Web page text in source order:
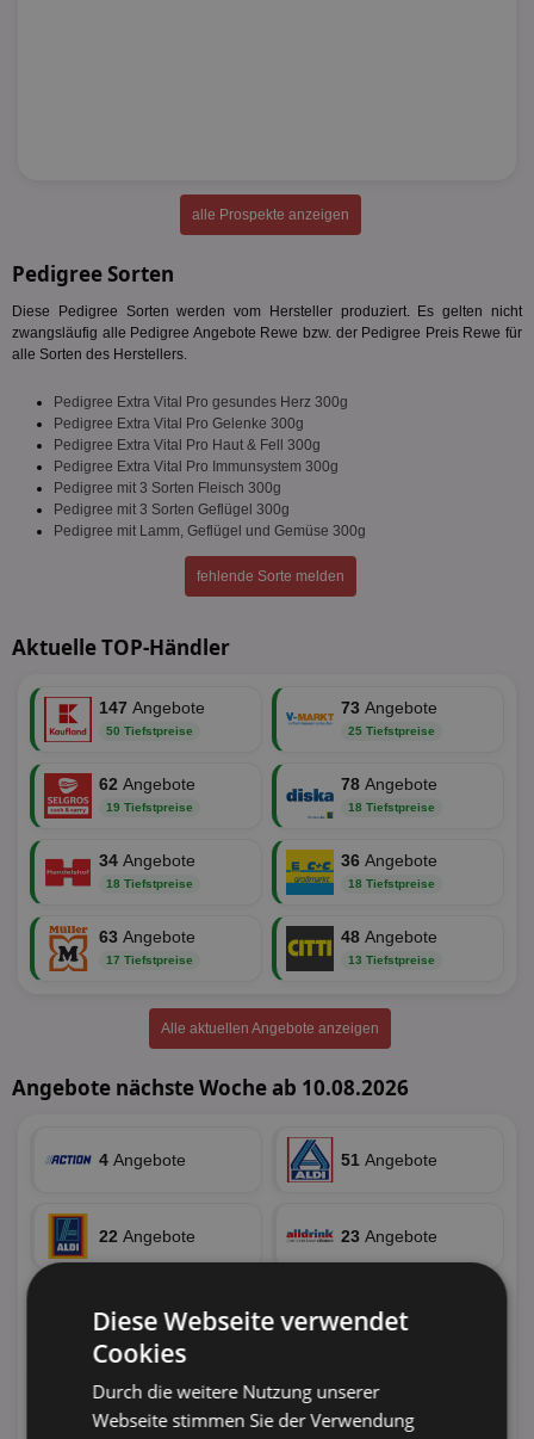
alle Prospekte anzeigen
Pedigree Sorten
Diese Pedigree Sorten werden vom Hersteller produziert. Es gelten nicht
zwangsläufig alle Pedigree Angebote Rewe bzw. der Pedigree Preis Rewe für
alle Sorten des Herstellers.
Pedigree Extra Vital Pro gesundes Herz 300g
Pedigree Extra Vital Pro Gelenke 300g
Pedigree Extra Vital Pro Haut & Fell 300g
Pedigree Extra Vital Pro Immunsystem 300g
Pedigree mit 3 Sorten Fleisch 300g
Pedigree mit 3 Sorten Geflügel 300g
Pedigree mit Lamm, Geflügel und Gemüse 300g
fehlende Sorte melden
Aktuelle TOP-Händler
147 Angebote
50 Tiefstpreise
73 Angebote
25 Tiefstpreise
62 Angebote
19 Tiefstpreise
78 Angebote
18 Tiefstpreise
34 Angebote
18 Tiefstpreise
36 Angebote
18 Tiefstpreise
63 Angebote
17 Tiefstpreise
48 Angebote
13 Tiefstpreise
Alle aktuellen Angebote anzeigen
Angebote nächste Woche ab 10.08.2026
4 Angebote 51 Angebote
22 Angebote 23 Angebote
8 Angebote 8 Angebote
44 Angebote 70 Angebote
Diese Webseite verwendet
Cookies
Durch die weitere Nutzung unserer
Webseite stimmen Sie der Verwendung